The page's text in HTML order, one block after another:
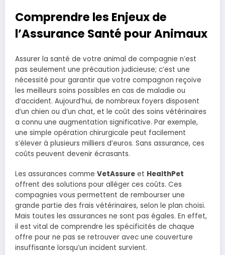
Comprendre les Enjeux de
l’Assurance Santé pour Animaux
Assurer la santé de votre animal de compagnie n’est
pas seulement une précaution judicieuse; c’est une
nécessité pour garantir que votre compagnon reçoive
les meilleurs soins possibles en cas de maladie ou
d’accident. Aujourd’hui, de nombreux foyers disposent
d’un chien ou d’un chat, et le coût des soins vétérinaires
a connu une augmentation significative. Par exemple,
une simple opération chirurgicale peut facilement
s’élever à plusieurs milliers d’euros. Sans assurance, ces
coûts peuvent devenir écrasants.
Les assurances comme VetAssure et HealthPet
offrent des solutions pour alléger ces coûts. Ces
compagnies vous permettent de rembourser une
grande partie des frais vétérinaires, selon le plan choisi.
Mais toutes les assurances ne sont pas égales. En effet,
il est vital de comprendre les spécificités de chaque
offre pour ne pas se retrouver avec une couverture
insuffisante lorsqu’un incident survient.